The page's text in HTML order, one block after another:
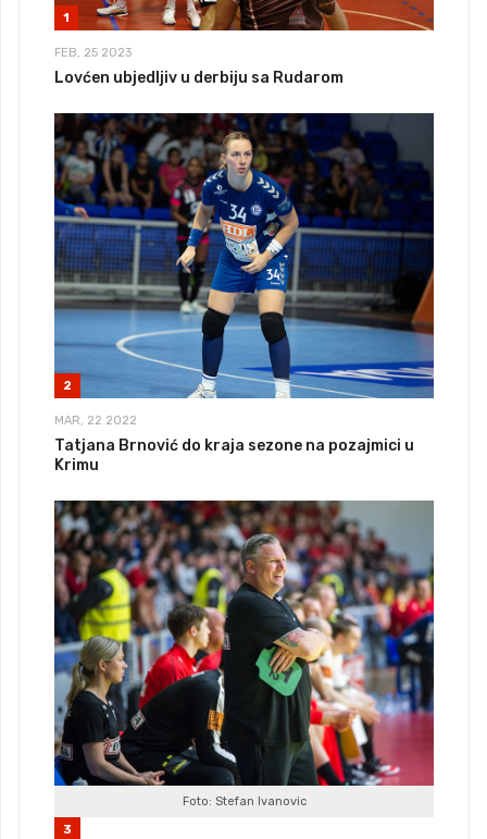
1
FEB, 25 2023
Lovćen ubjedljiv u derbiju sa Rudarom
2
MAR, 22 2022
Tatjana Brnović do kraja sezone na pozajmici u
Krimu
Foto: Stefan Ivanovic
3